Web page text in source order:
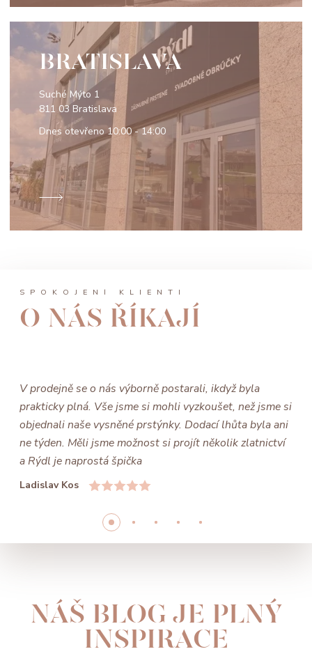
BRATISLAVA
Suché Mýto 1
811 03 Bratislava
Dnes otevřeno10:00 - 14:00
SPOKOJENÍ KLIENTI
O NÁS ŘÍKAJÍ
V prodejně se o nás výborně postarali, ikdyž byla
prakticky plná. Vše jsme si mohli vyzkoušet, než jsme si
objednali naše vysněné prstýnky. Dodací lhůta byla ani
ne týden. Měli jsme možnost si projít několik zlatnictví
a Rýdl je naprostá špička
Ladislav Kos
NÁŠ BLOG JE PLNÝ
INSPIRACE